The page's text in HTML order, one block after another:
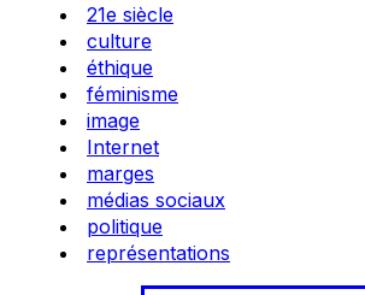
21e siècle
culture
éthique
féminisme
image
Internet
marges
médias sociaux
politique
représentations